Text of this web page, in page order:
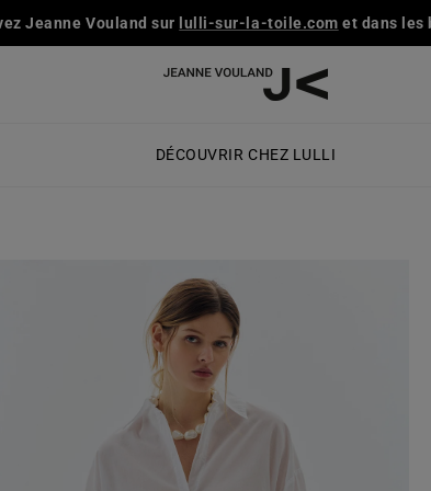
Jeanne Vouland sur lulli-sur-la-toile.com et dans les
DÉCOUVRIR CHEZ LULLI